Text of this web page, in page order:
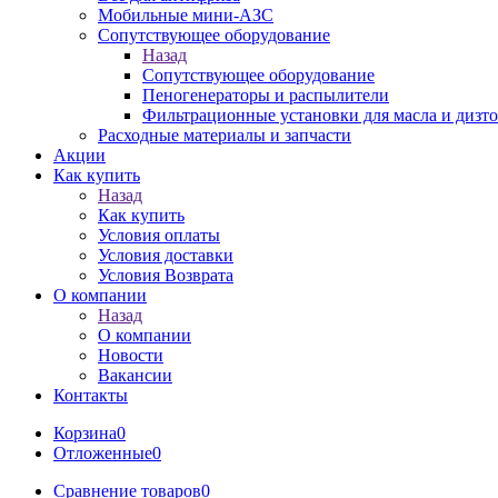
Мобильные мини-АЗС
Сопутствующее оборудование
Назад
Сопутствующее оборудование
Пеногенераторы и распылители
Фильтрационные установки для масла и
Расходные материалы и запчасти
Акции
Как купить
Назад
Как купить
Условия оплаты
Условия доставки
Условия Возврата
О компании
Назад
О компании
Новости
Вакансии
Контакты
Корзина0
Отложенные0
Сравнение товаров0